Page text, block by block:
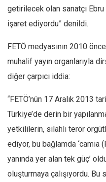
getirilecek olan sanatçı Ebru
işaret ediyordu” denildi.
FETÖ medyasının 2010
muhalif yayın organlarıyla
diğer çarpıcı iddia:
“FETÖ’nün 17 Aralık 2013
Türkiye’de derin bir
yetkililerin, silahlı terör
ediyor, bu bağlamda ‘camia
yanında yer alan tek güç’
oluşturmaya çalışıyordu. Bu